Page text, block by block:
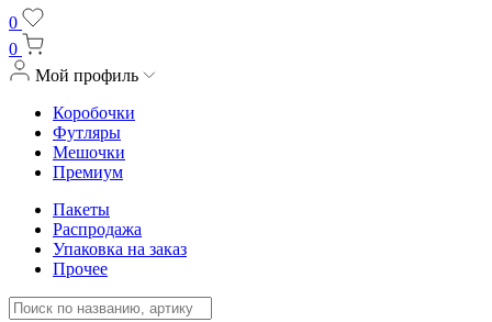
0
0
Мой профиль
Коробочки
Футляры
Мешочки
Премиум
Пакеты
Распродажа
Упаковка на заказ
Прочее